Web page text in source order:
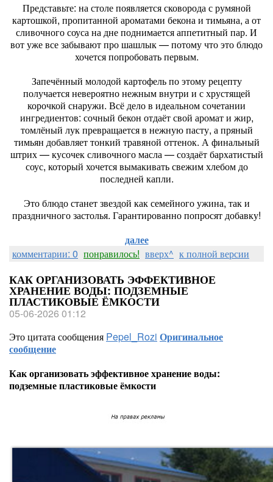
Представьте: на столе появляется сковорода с румяной
картошкой, пропитанной ароматами бекона и тимьяна, а от
сливочного соуса на дне поднимается аппетитный пар. И
вот уже все забывают про шашлык — потому что это блюдо
хочется попробовать первым.
Запечённый молодой картофель по этому рецепту
получается невероятно нежным внутри и с хрустящей
корочкой снаружи. Всё дело в идеальном сочетании
ингредиентов: сочный бекон отдаёт свой аромат и жир,
томлёный лук превращается в нежную пасту, а пряный
тимьян добавляет тонкий травяной оттенок. А финальный
штрих — кусочек сливочного масла — создаёт бархатистый
соус, который хочется вымакивать свежим хлебом до
последней капли.
Это блюдо станет звездой как семейного ужина, так и
праздничного застолья. Гарантированно попросят добавку!
далее
комментарии: 0 понравилось! вверх^ к полной версии
КАК ОРГАНИЗОВАТЬ ЭФФЕКТИВНОЕ
ХРАНЕНИЕ ВОДЫ: ПОДЗЕМНЫЕ
ПЛАСТИКОВЫЕ ЁМКОСТИ
05-06-2026 01:12
Это цитата сообщения Pepel_Rozi Оригинальное
сообщение
Как организовать эффективное хранение воды:
подземные пластиковые ёмкости